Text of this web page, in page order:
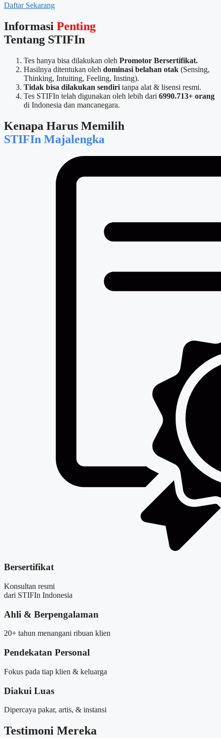
Daftar Sekarang
Informasi Penting
Tentang STIFIn
Tes hanya bisa dilakukan oleh Promotor Bersertifikat.
Hasilnya ditentukan oleh dominasi belahan otak (Sensing,
Thinking, Intuiting, Feeling, Insting).
Tidak bisa dilakukan sendiri tanpa alat & lisensi resmi.
Tes STIFIn telah digunakan oleh lebih dari 6990.713+ orang
di Indonesia dan mancanegara.
Kenapa Harus Memilih
STIFIn Majalengka
Bersertifikat
Konsultan resmi
dari STIFIn Indonesia
Ahli & Berpengalaman
20+ tahun menangani ribuan klien
Pendekatan Personal
Fokus pada tiap klien & keluarga
Diakui Luas
Dipercaya pakar, artis, & instansi
Testimoni Mereka